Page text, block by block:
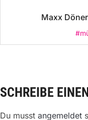
Maxx
SCHREIBE
Du musst angemeldet